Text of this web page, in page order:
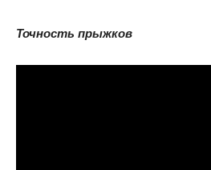
Точность прыжков